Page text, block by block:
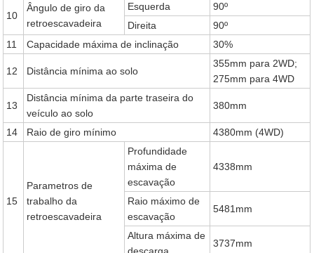
10
Ângulo de giro da
retroescavadeira
Esquerda
90º
Direita
90º
11
Capacidade máxima de inclinação 30%
12 Distância mínima ao solo
355mm para 2WD;
275mm para 4WD
13
Distância mínima da parte traseira do
veículo ao solo
380mm
14 Raio de giro mínimo 4380mm (4WD)
15
Parametros de
trabalho da
retroescavadeira
Profundidade
máxima de
escavação
4338mm
Raio máximo de
escavação
5481mm
Altura máxima de
3737mm